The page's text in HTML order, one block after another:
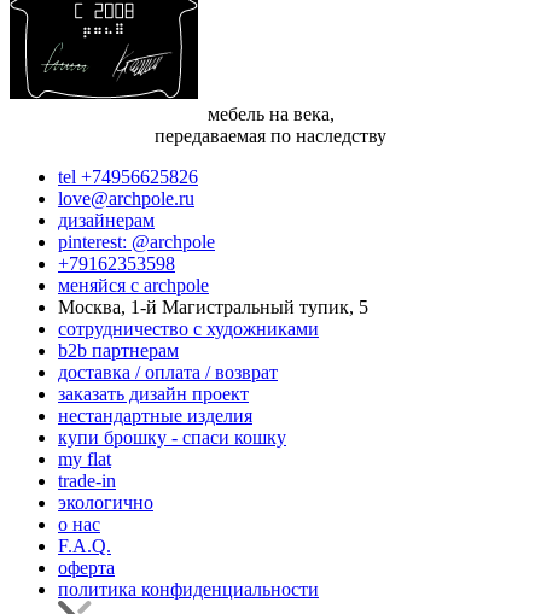
мебель на века,
передаваемая по наследству
tel +74956625826
love@archpole.ru
дизайнерам
pinterest: @archpole
+79162353598
меняйся с аrchpole
Москва, 1-й Магистральный тупик, 5
cотрудничество с художниками
b2b партнерам
доставка / оплата / возврат
заказать дизайн проект
нестандартные изделия
купи брошку - спаси кошку
my flat
trade-in
экологично
о нас
F.A.Q.
оферта
политика конфиденциальности